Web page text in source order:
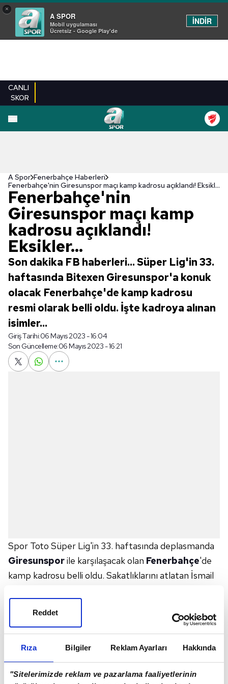
Rıza Bilgiler Reklam Ayarları Hakkında
"Sitelerimizde reklam ve pazarlama faaliyetlerinin
Reddet
×
A SPOR
Mobil uygulaması
Ücretsiz - Google Play'de
İNDİR
CANLI
SKOR
A Spor Fenerbahçe Haberleri
Fenerbahçe'nin Giresunspor maçı kamp kadrosu açıklandı! Eksikler...
Fenerbahçe'nin
Giresunspor maçı kamp
kadrosu açıklandı!
Eksikler...
Son dakika FB haberleri... Süper Lig'in 33.
haftasında Bitexen Giresunspor'a konuk
olacak Fenerbahçe'de kamp kadrosu
resmi olarak belli oldu. İşte kadroya alınan
isimler...
Giriş Tarihi:06 Mayıs 2023 - 16:04
Son Güncelleme:06 Mayıs 2023 - 16:21
Spor Toto Süper Lig'in 33. haftasında deplasmanda
Giresunsporile karşılaşacak olan Fenerbahçe'de
kamp kadrosu belli oldu. Sakatlıklarını atlatan İsmail
yarın saat 19.00'da Giresunspor'a konuk olacak. Sarı-
lacivertlilerde bu mücadelenin kamp kadrosu da belli
oldu. Kadroya sakatlıklarını atlatan İsmail Yüksek,
Miha Zajc ve Enner Valencia dahil edilirken, Ezgjan
Alioski ile kart cezalıları İrfan Can Kahveci ve Willian